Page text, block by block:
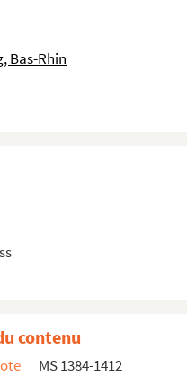
Bas-Rhin
contenu
MS 1384-1412